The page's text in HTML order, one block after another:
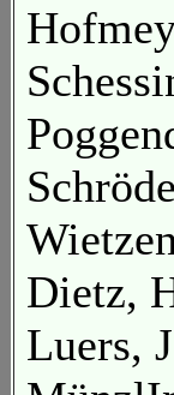
Dietz,
Luers,